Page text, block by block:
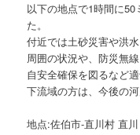
以下の地点で1時間に
た。
付近では土砂災害や洪
周囲の状況や、防災無
自安全確保を図るなど
下流域の方は、今後の
地点:佐伯市-直川村 直川